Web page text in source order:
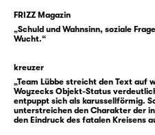
Immerzu aber gibt es
Woyzecks Kopf, die
Dinge einsagen, die er
unter einem großen
blutig Eisen“. Ruhe
Woyzeck. Aber wenn
da immer noch diese
FRIZZ Magazin
„Schuld und Wahnsinn, soziale
Wucht.“
kreuzer
„Team Lübbe streicht den Text auf
Woyzecks Objekt-Status
entpuppt sich als karussellförmig.
unterstreichen den Charakter der
den Eindruck des fatalen Kreisens